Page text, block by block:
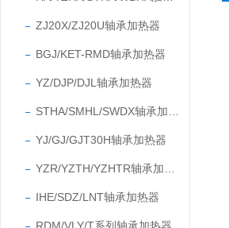
ZJ20X/ZJ20U轴承加热器
BGJ/KET-RMD轴承加热器
YZ/DJP/DJL轴承加热器
YJ/GJ/GJT30H轴承加热器
IHE/SDZ/LNT轴承加热器